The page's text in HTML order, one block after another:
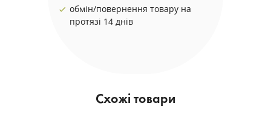
обмін/повернення товару на
протязі 14 днів
Схожі товари